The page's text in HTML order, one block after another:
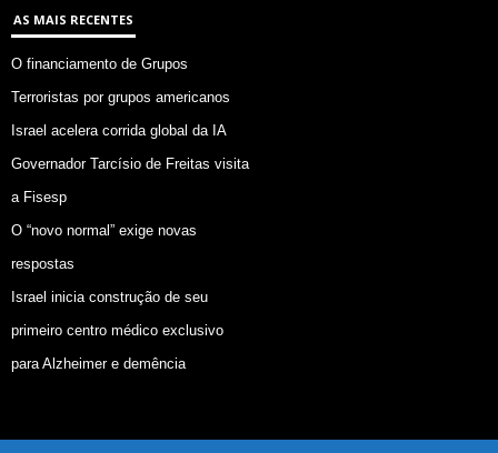
AS MAIS RECENTES
O financiamento de Grupos
Terroristas por grupos americanos
Israel acelera corrida global da IA
Governador Tarcísio de Freitas visita
a Fisesp
O “novo normal” exige novas
respostas
Israel inicia construção de seu
primeiro centro médico exclusivo
para Alzheimer e demência